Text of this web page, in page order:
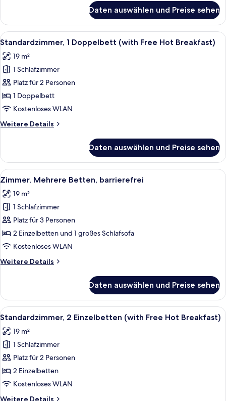
anzeigen
1 Doppelbett
und
Schlafsofa
Free
Hot
Breakfast)
Daten auswählen und Preise sehen
Alle
Fotos
für
Standardzimmer,
1
Doppelbett
(with
Hot
Ein Hotelzimmer mit einem großen
6
Standardzimmer, 1 Doppelbett (with Free Hot Breakfast)
19 m²
1 Schlafzimmer
Platz für 2 Personen
1 Doppelbett
Kostenloses WLAN
Weitere Details
Weitere
1
Doppelbett
(with
Hot
Breakfast)
Daten auswählen und Preise sehen
Alle
Fotos
für
Zimmer,
Mehrere
Betten,
barrierefrei
Ein Hotelzimmer mit zwei Betten,
5
Zimmer, Mehrere Betten, barrierefrei
19 m²
1 Schlafzimmer
Platz für 3 Personen
2 Einzelbetten und 1 großes Schlafsofa
Kostenloses WLAN
Weitere Details
Weitere
Mehrere
Betten,
barrierefrei
Daten auswählen und Preise sehen
Alle
Fotos
für
Standardzimmer,
2 Einzelbetten
(with
Free
Ein Hotelzimmer mit zwei Betten,
6
Standardzimmer, 2 Einzelbetten (with Free Hot Breakfast)
19 m²
1 Schlafzimmer
Platz für 2 Personen
2 Einzelbetten
Kostenloses WLAN
Weitere Details
Weitere